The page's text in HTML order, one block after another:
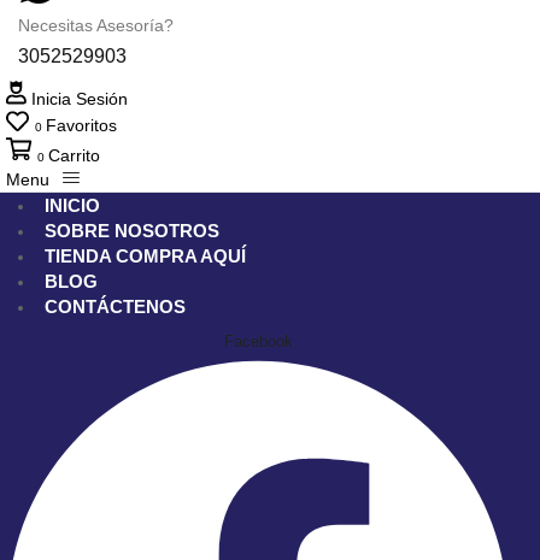
Necesitas Asesoría?
3052529903
Inicia Sesión
0 Favoritos
0 Carrito
Menu
INICIO
SOBRE NOSOTROS
TIENDA COMPRA AQUÍ
BLOG
CONTÁCTENOS
Facebook